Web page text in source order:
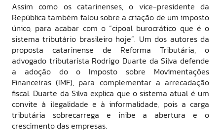
Assim como os catarinenses, o vice-presidente da
República também falou sobre a criação de um imposto
único, para acabar com o “cipoal burocrático que é o
sistema tributário brasileiro hoje”. Um dos autores da
proposta catarinense de Reforma Tributária, o
advogado tributarista Rodrigo Duarte da Silva defende
a adoção do o Imposto sobre Movimentações
Financeiras (IMF), para complementar a arrecadação
fiscal. Duarte da Silva explica que o sistema atual é um
convite à ilegalidade e à informalidade, pois a carga
tributária sobrecarrega e inibe a abertura e o
crescimento das empresas.